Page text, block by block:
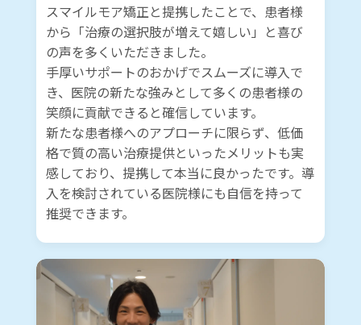
スマイルモア矯正と提携したことで、患者様
から「治療の選択肢が増えて嬉しい」と喜び
の声を多くいただきました。
手厚いサポートのおかげでスムーズに導入で
き、医院の新たな強みとして多くの患者様の
笑顔に貢献できると確信しています。
新たな患者様へのアプローチに限らず、低価
格で質の高い治療提供といったメリットも実
感しており、提携して本当に良かったです。導
入を検討されている医院様にも自信を持って
推奨できます。